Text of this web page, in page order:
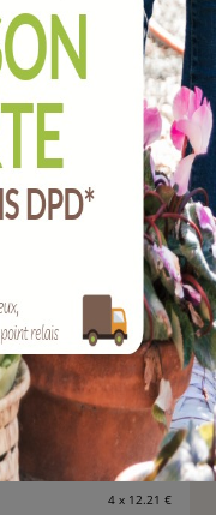
8 mm. pour Ø
4 x 12.21 €